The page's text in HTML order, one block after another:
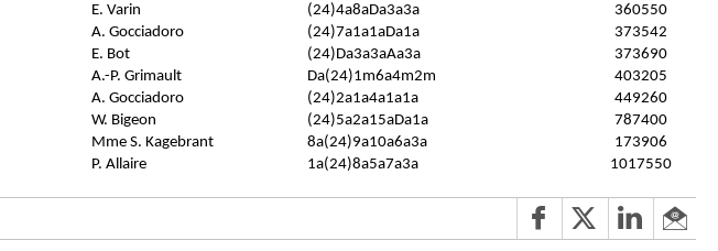
E. Varin (24)4a8aDa3a3a
360550
A. Gocciadoro (24)7a1a1aDa1a
373542
E. Bot (24)Da3a3aAa3a
373690
A.-P. Grimault Da(24)1m6a4m2m
403205
A. Gocciadoro (24)2a1a4a1a1a
449260
W. Bigeon (24)5a2a15aDa1a
787400
Mme S. Kagebrant 8a(24)9a10a6a3a
173906
P. Allaire 1a(24)8a5a7a3a 1017550